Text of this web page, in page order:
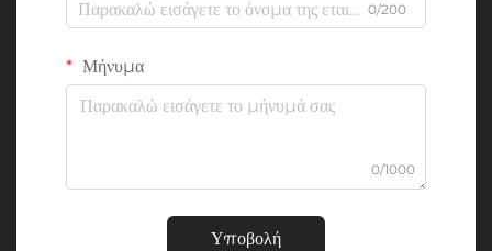
0/200
Μήνυμα
0/1000
Υποβολή